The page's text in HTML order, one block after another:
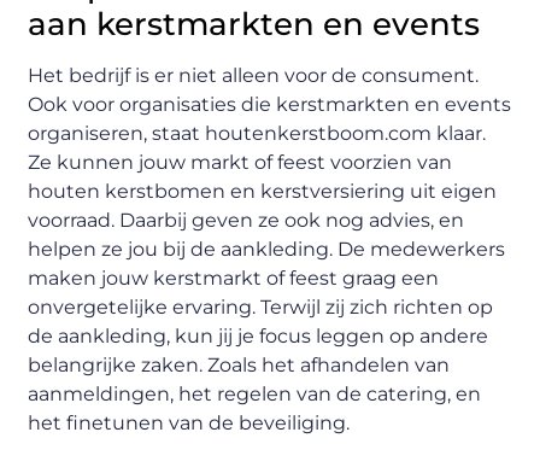
aan kerstmarkten en events
Het bedrijf is er niet alleen voor de consument.
Ook voor organisaties die kerstmarkten en events
organiseren, staat houtenkerstboom.com klaar.
Ze kunnen jouw markt of feest voorzien van
houten kerstbomen en kerstversiering uit eigen
voorraad. Daarbij geven ze ook nog advies, en
helpen ze jou bij de aankleding. De medewerkers
maken jouw kerstmarkt of feest graag een
onvergetelijke ervaring. Terwijl zij zich richten op
de aankleding, kun jij je focus leggen op andere
belangrijke zaken. Zoals het afhandelen van
aanmeldingen, het regelen van de catering, en
het finetunen van de beveiliging.